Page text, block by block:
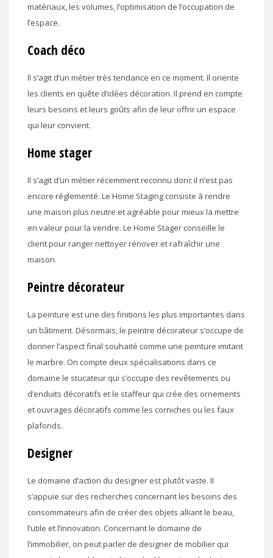
matériaux, les volumes, l’optimisation de l’occupation de
l’espace.
Coach déco
Il s’agit d’un métier très tendance en ce moment. Il oriente
les clients en quête d’idées décoration. Il prend en compte
leurs besoins et leurs goûts afin de leur offrir un espace
qui leur convient.
Home stager
Il s’agit d’un métier récemment reconnu donc il n’est pas
encore réglementé. Le Home Staging consiste à rendre
une maison plus neutre et agréable pour mieux la mettre
en valeur pour la vendre. Le Home Stager conseille le
client pour ranger nettoyer rénover et rafraîchir une
maison.
Peintre décorateur
La peinture est une des finitions les plus importantes dans
un bâtiment. Désormais, le peintre décorateur s’occupe de
donner l’aspect final souhaité comme une peinture imitant
le marbre. On compte deux spécialisations dans ce
domaine le stucateur qui s’occupe des revêtements ou
d’enduits décoratifs et le staffeur qui crée des ornements
et ouvrages décoratifs comme les corniches ou les faux
plafonds.
Designer
Le domaine d’action du designer est plutôt vaste. Il
s’appuie sur des recherches concernant les besoins des
consommateurs afin de créer des objets alliant le beau,
l’utile et l’innovation. Concernant le domaine de
l’immobilier, on peut parler de designer de mobilier qui